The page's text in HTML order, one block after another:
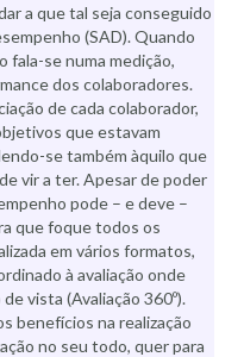
a que tal seja conseguido
(SAD). Quando
fala-se numa medição,
dos colaboradores.
de cada colaborador,
que estavam
se também àquilo que
vir a ter. Apesar de poder
pode – e deve –
que foque todos os
em vários formatos,
à avaliação onde
vista (Avaliação 360º).
benefícios na realização
no seu todo, quer para